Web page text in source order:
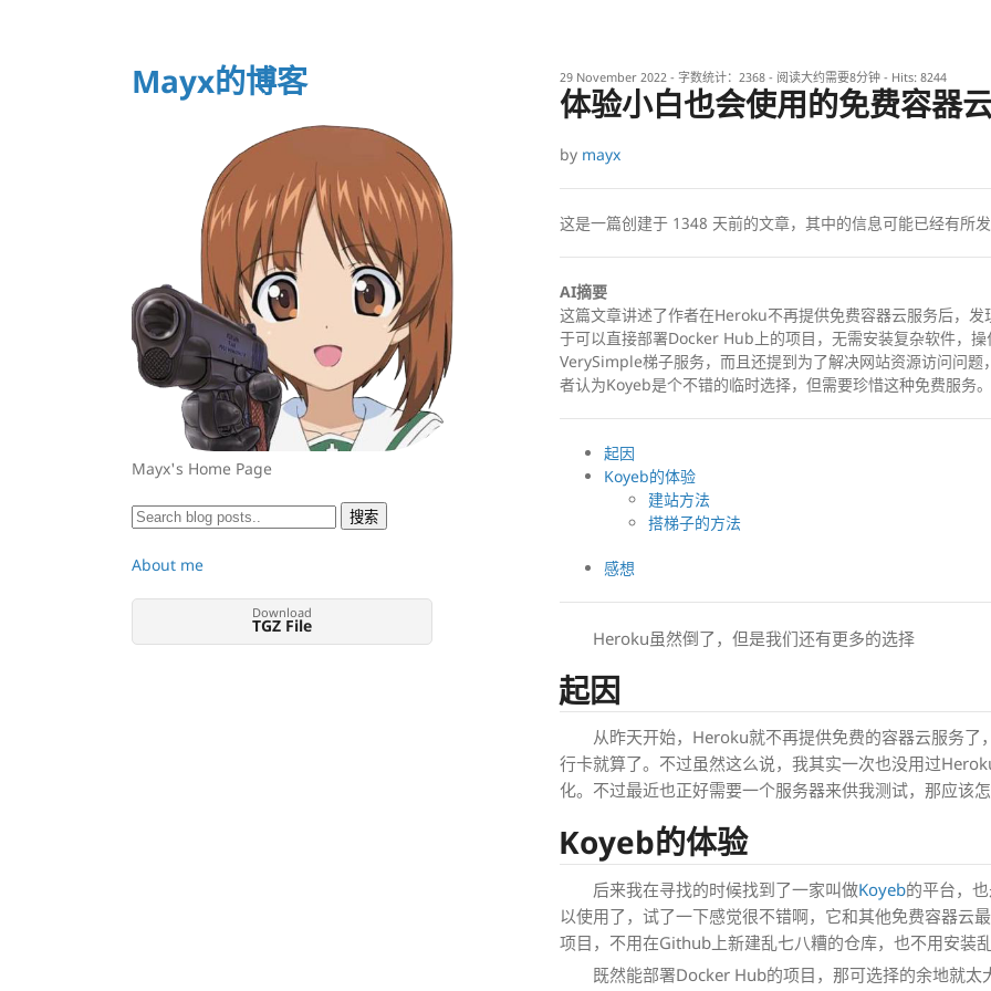
Mayx的博客
Mayx's Home Page
About me
Download
TGZ File
29 November 2022 - 字数统计：2368 - 阅读大约需要8分钟 - Hits:8244
体验小白也会使用的免费容器
by mayx
这是一篇创建于 1348 天前的文章，其中的信息可能已经有所
AI摘要
这篇文章讲述了作者在Heroku不再提供免费容器云服务后，
于可以直接部署Docker Hub上的项目，无需安装复杂软件，
VerySimple梯子服务，而且还提到为了解决网站资源访问问
者认为Koyeb是个不错的临时选择，但需要珍惜这种免费服务
起因
Koyeb的体验
建站方法
搭梯子的方法
感想
Heroku虽然倒了，但是我们还有更多的选择
起因
从昨天开始，Heroku就不再提供免费的容器云服务
行卡就算了。不过虽然这么说，我其实一次也没用过
化。不过最近也正好需要一个服务器来供我测试，那应该
Koyeb的体验
后来我在寻找的时候找到了一家叫做Koyeb的平台，
以使用了，试了一下感觉很不错啊，它和其他免费容器云
项目，不用在Github上新建乱七八糟的仓库，也不用安装
既然能部署Docker Hub的项目，那可选择的余地就